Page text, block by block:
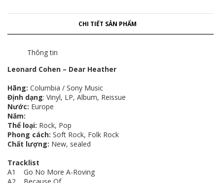
CHI TIẾT SẢN PHẨM
Thông tin
Leonard Cohen ‎– Dear Heather
Hãng: Columbia / Sony Music
Định dạng: Vinyl, LP, Album, Reissue
Nước: Europe
Năm:
Thể loại: Rock, Pop
Phong cách: Soft Rock, Folk Rock
Chất lượng: New, sealed
Tracklist
A1 Go No More A-Roving